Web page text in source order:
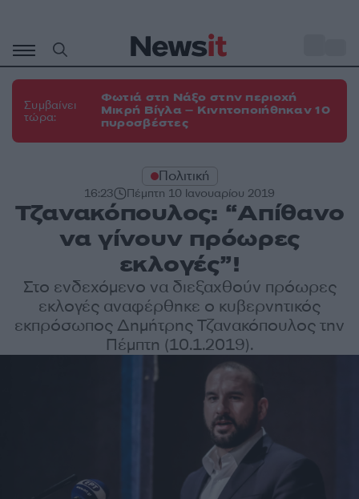
περιεχόμενο
Συμβαίνει
τώρα:
Φωτιά στη Νάξο στην περιοχή
Μικρή Βίγλα – Κινητοποιήθηκαν 10
πυροσβέστες
Πολιτική
16:23 Πέμπτη 10 Ιανουαρίου 2019
Τζανακόπουλος: “Απίθανο
να γίνουν πρόωρες
εκλογές”!
Στο ενδεχόμενο να διεξαχθούν πρόωρες
εκλογές αναφέρθηκε ο κυβερνητικός
εκπρόσωπος Δημήτρης Τζανακόπουλος την
Πέμπτη (10.1.2019).